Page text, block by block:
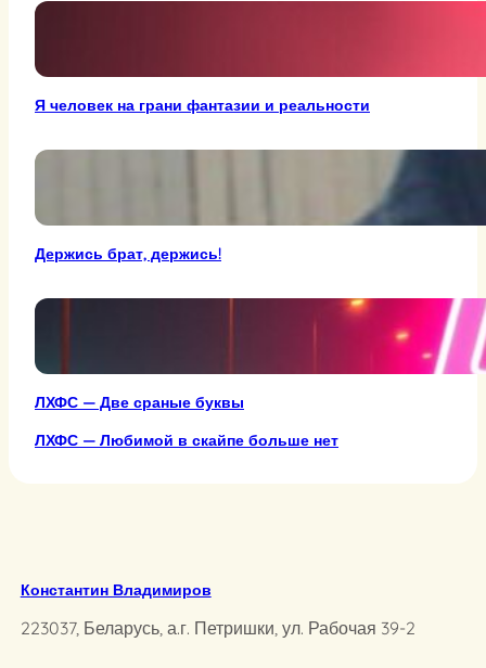
Я человек на грани фантазии и реальности
Держись брат, держись!
ЛХФС — Две сраные буквы
ЛХФС — Любимой в скайпе больше нет
Константин Владимиров
223037, Беларусь, а.г. Петришки, ул. Рабочая 39-2